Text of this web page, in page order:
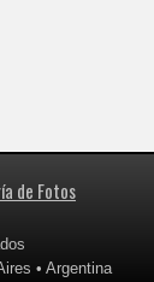
de Fotos
• Argentina